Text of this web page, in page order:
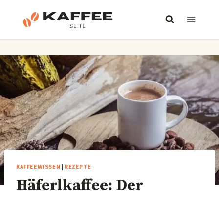
KAFFEEWISSEN | REZEPTE
Häferlkaffee: Der